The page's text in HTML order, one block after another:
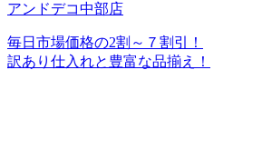
アンドデコ中部店
毎日市場価格の2割～７割引！
訳あり仕入れと豊富な品揃え！